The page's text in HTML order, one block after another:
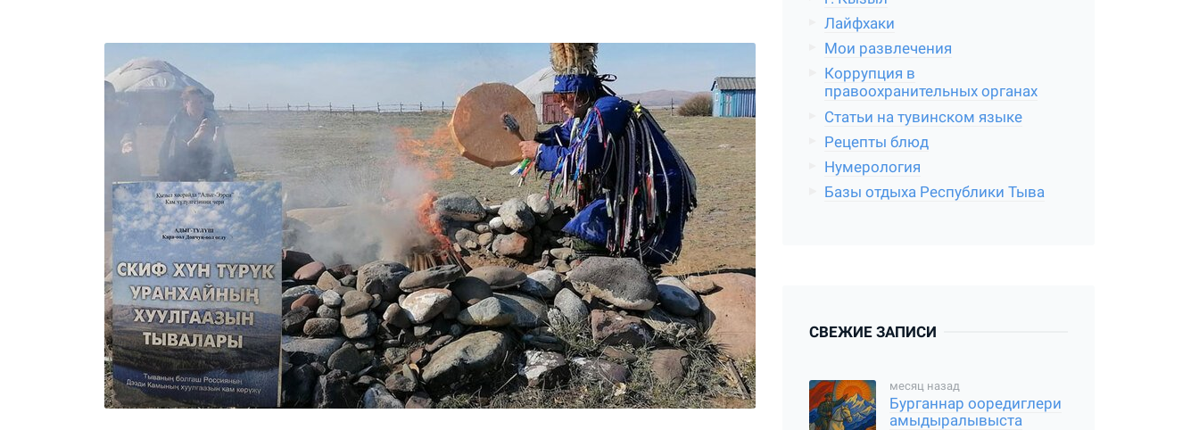
Лайфхаки
Мои развлечения
Коррупция в
правоохранительных органах
Статьи на тувинском языке
Рецепты блюд
Нумерология
Базы отдыха Республики Тыва
СВЕЖИЕ ЗАПИСИ
месяц назад
Бурганнар ооредиглери
амыдыралывыста